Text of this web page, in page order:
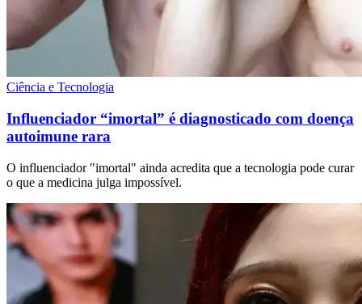
Ciência e Tecnologia
Influenciador “imortal” é diagnosticado com doença
autoimune rara
O influenciador "imortal" ainda acredita que a tecnologia pode curar
o que a medicina julga impossível.